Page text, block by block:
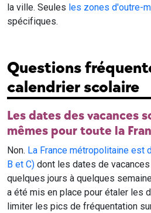
la ville. Seules les zones d'outre-
spécifiques.
Questions
calendrier scolaire
Les dates des vacances
mêmes pour toute la
Non. La France métropolitaine est
B et C) dont les dates de
quelques jours à quelques
a été mis en place pour étaler les
limiter les pics de fréquentation